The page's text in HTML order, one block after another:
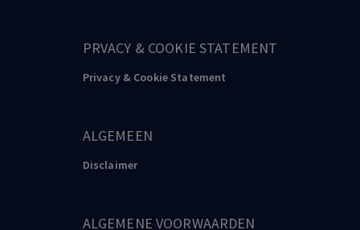
PRVACY & COOKIE STATEMENT
Privacy & Cookie Statement
ALGEMEEN
Disclaimer
ALGEMENE VOORWAARDEN